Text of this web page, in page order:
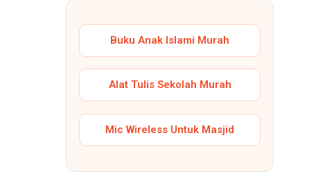
Buku Anak Islami Murah
Alat Tulis Sekolah Murah
Mic Wireless Untuk Masjid